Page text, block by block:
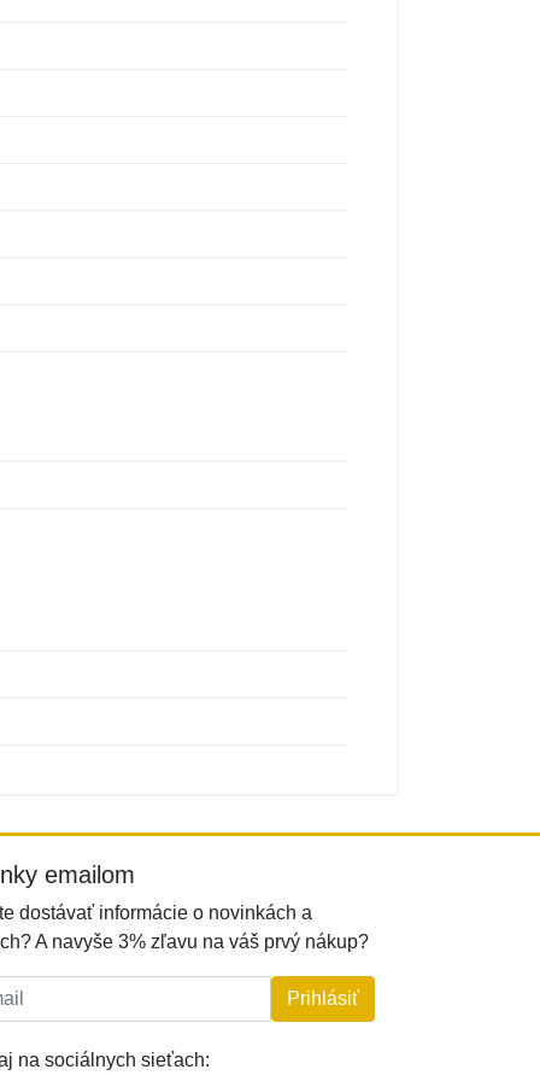
emailom
dostávať informácie o novinkách a
A navyše 3% zľavu na váš prvý nákup?
Prihlásiť
na sociálnych sieťach: